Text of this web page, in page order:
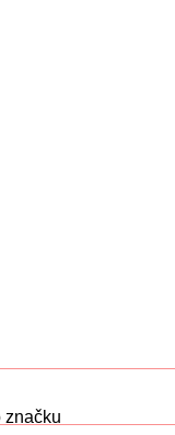
značku